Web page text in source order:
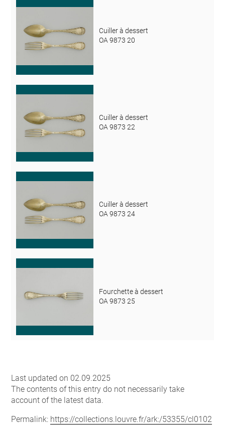
Cuiller à dessert
OA 9873 20
Cuiller à dessert
OA 9873 22
Cuiller à dessert
OA 9873 24
Fourchette à dessert
OA 9873 25
Last updated on 02.09.2025
The contents of this entry do not necessarily take
account of the latest data.
Permalink: https://collections.louvre.fr/ark:/53355/cl0102